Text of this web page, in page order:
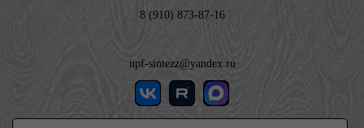
8 (910) 873-87-16
npf-sintezz@yandex.ru